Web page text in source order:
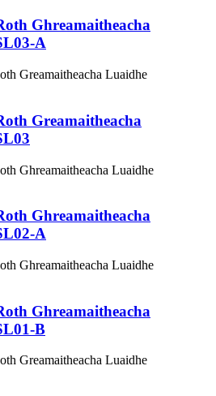
Ghreamaitheacha
A
Greamaitheacha
Ghreamaitheacha
A
Ghreamaitheacha
B